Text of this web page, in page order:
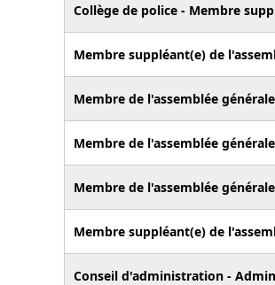
Collège de police - Membre
Membre suppléant(e) de
Membre de l'assemblée générale
Membre de l'assemblée générale
Membre de l'assemblée générale
Membre suppléant(e) de
Conseil d'administration -